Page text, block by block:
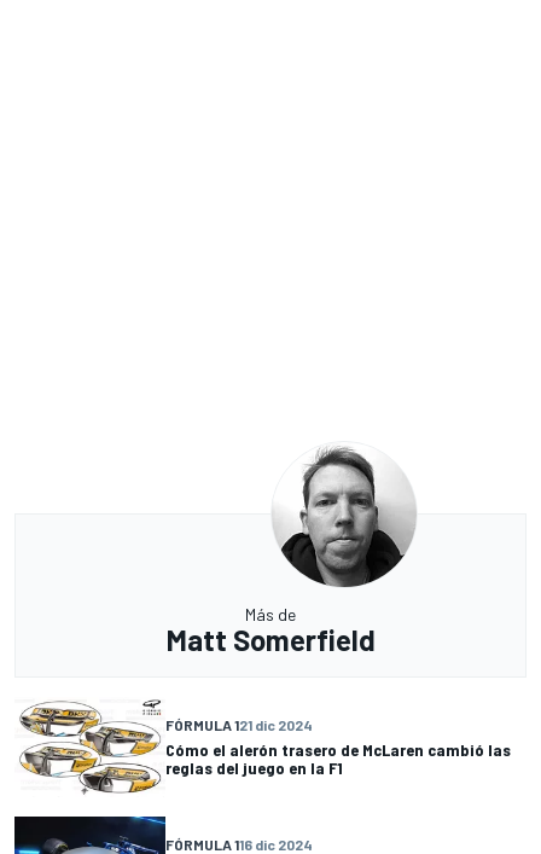
Más de
Matt Somerfield
FÓRMULA 121 dic 2024
Cómo el alerón trasero de McLaren cambió las
reglas del juego en la F1
FÓRMULA 116 dic 2024